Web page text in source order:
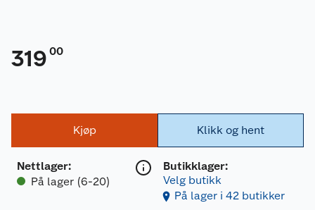
319 00
Kjøp
Nettlager:
På lager (6-20)
Klikk og hent
Butikklager:
Velg butikk
På lager i 42 butikker